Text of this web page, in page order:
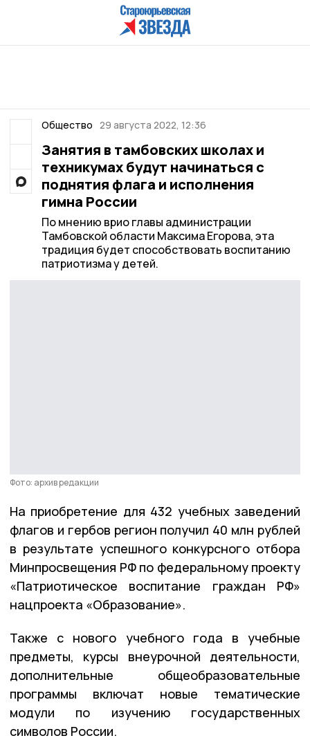
Общество 29 августа 2022, 12:36
Занятия в тамбовских школах и
техникумах будут начинаться с
поднятия флага и исполнения
гимна России
По мнению врио главы администрации
Тамбовской области Максима Егорова, эта
традиция будет способствовать воспитанию
патриотизма у детей.
Фото: архив редакции
На приобретение для 432 учебных заведений
флагов и гербов регион получил 40 млн рублей
в результате успешного конкурсного отбора
Минпросвещения РФ по федеральному проекту
«Патриотическое воспитание граждан РФ»
нацпроекта «Образование».
Также с нового учебного года в учебные
предметы, курсы внеурочной деятельности,
дополнительные общеобразовательные
программы включат новые тематические
модули по изучению государственных
символов России.